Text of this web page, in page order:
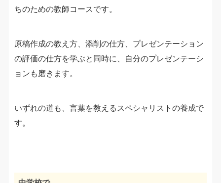
ちのための教師コースです。
原稿作成の教え方、添削の仕方、プレゼンテーション
の評価の仕方を学ぶと同時に、自分のプレゼンテーシ
ョンも磨きます。
いずれの道も、言葉を教えるスペシャリストの養成で
す。